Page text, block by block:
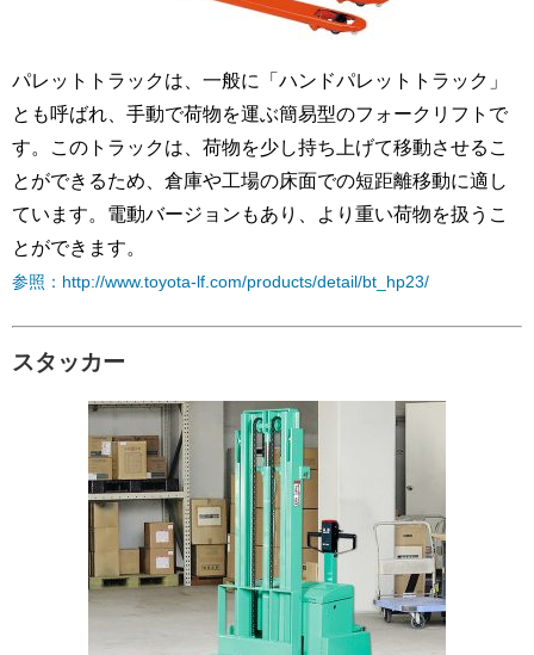
パレットトラックは、一般に「ハンドパレットトラック」
とも呼ばれ、手動で荷物を運ぶ簡易型のフォークリフトで
す。このトラックは、荷物を少し持ち上げて移動させるこ
とができるため、倉庫や工場の床面での短距離移動に適し
ています。電動バージョンもあり、より重い荷物を扱うこ
とができます。
参照：http://www.toyota-lf.com/products/detail/bt_hp23/
スタッカー